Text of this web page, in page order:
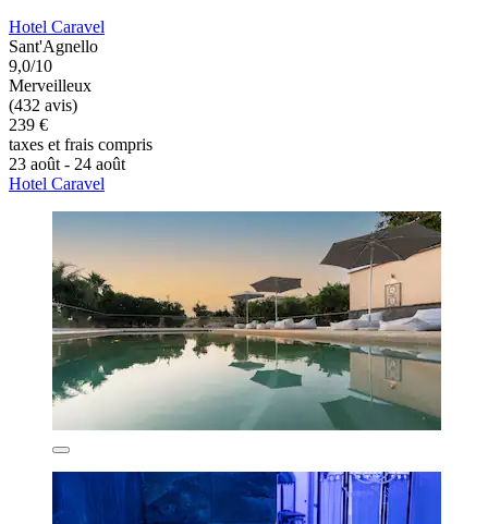
Hotel Caravel
Sant'Agnello
9,0/10
Merveilleux
(432 avis)
239 €
taxes et frais compris
23 août - 24 août
Hotel Caravel